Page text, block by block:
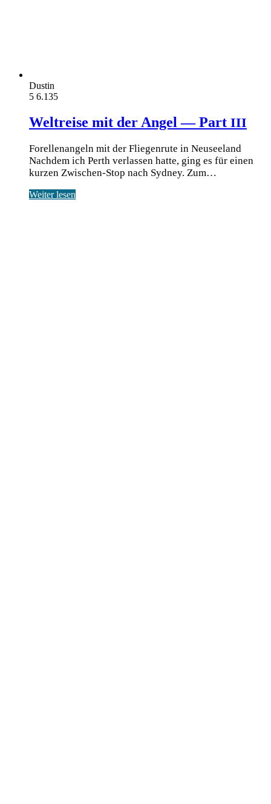
Dustin
5 6.135
Weltreise mit der Angel — Part III
Forellenangeln mit der Fliegenrute in Neuseeland
Nach­dem ich Perth ver­las­sen hat­te, ging es für einen
kur­zen Zwi­schen-Stop nach Syd­ney. Zum…
Weiter lesen